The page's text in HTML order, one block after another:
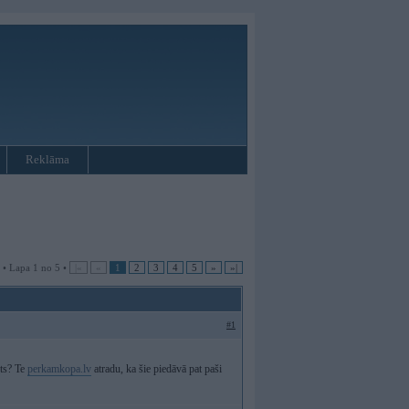
Reklāma
Lapa 1 no 5 • |« « 1 2 3 4 5 » »|
#1
Te perkamkopa.lv atradu, ka šie piedāvā pat paši